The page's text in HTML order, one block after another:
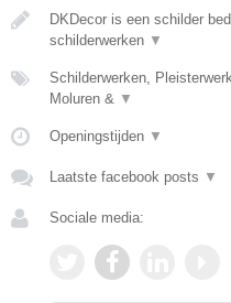
DKDecor is een schilder
schilderwerken ▼
Schilderwerken,
Moluren & ▼
Openingstijden ▼
Laatste facebook posts ▼
Sociale media: